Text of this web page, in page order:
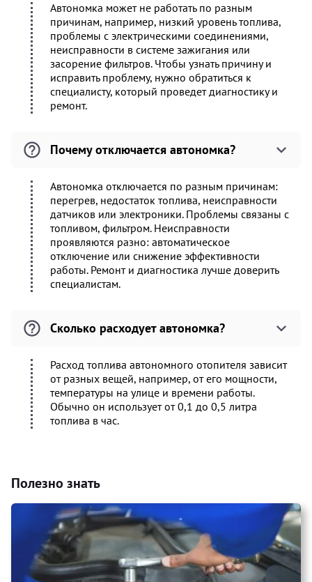
Автономка может не работать по разным
причинам, например, низкий уровень топлива,
проблемы с электрическими соединениями,
неисправности в системе зажигания или
засорение фильтров. Чтобы узнать причину и
исправить проблему, нужно обратиться к
специалисту, который проведет диагностику и
ремонт.
Почему отключается автономка?
Автономка отключается по разным причинам:
перегрев, недостаток топлива, неисправности
датчиков или электроники. Проблемы связаны с
топливом, фильтром. Неисправности
проявляются разно: автоматическое
отключение или снижение эффективности
работы. Ремонт и диагностика лучше доверить
специалистам.
Сколько расходует автономка?
Расход топлива автономного отопителя зависит
от разных вещей, например, от его мощности,
температуры на улице и времени работы.
Обычно он использует от 0,1 до 0,5 литра
топлива в час.
Полезно знать